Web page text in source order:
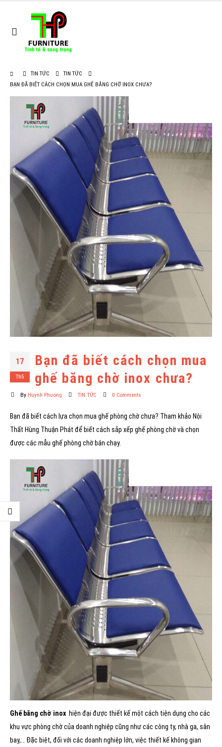
TIN TỨC
TIN TỨC
BẠN ĐÃ BIẾT CÁCH CHỌN MUA GHẾ BĂNG CHỜ INOX CHƯA?
17
Th5
Bạn đã biết cách chọn mua
ghế băng chờ inox chưa?
By Huynh Phuong TIN TỨC 0 Comments
Bạn đã biết cách lựa chọn mua ghế phòng chờ chưa? Tham khảo Nội
Thất Hùng Thuận Phát để biết cách sắp xếp ghế phòng chờ và chọn
được các mẫu ghế phòng chờ bán chạy.
Ghế băng chờ inox hiện đại được thiết kế một cách tiện dụng cho các
khu vực phòng chờ của doanh nghiệp cũng như các công ty, nhà ga, sân
bay,… Đặc biệt, đối với các doanh nghiệp lớn, việc thiết kế không gian